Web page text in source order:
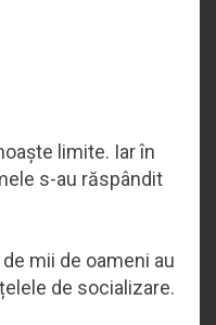
limite. Iar în
s-au răspândit
mii de oameni au
de socializare.